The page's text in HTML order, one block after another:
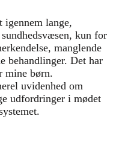
lange,
kun for
manglende
behandlinger. Det har
mine børn.
uvidenhed om
udfordringer i mødet